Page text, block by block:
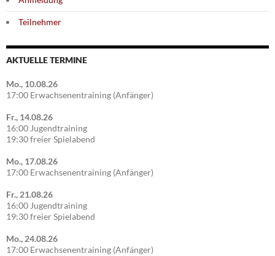
Teilnehmer
AKTUELLE TERMINE
Mo., 10.08.26
17:00 Erwachsenentraining (Anfänger)
Fr., 14.08.26
16:00 Jugendtraining
19:30 freier Spielabend
Mo., 17.08.26
17:00 Erwachsenentraining (Anfänger)
Fr., 21.08.26
16:00 Jugendtraining
19:30 freier Spielabend
Mo., 24.08.26
17:00 Erwachsenentraining (Anfänger)